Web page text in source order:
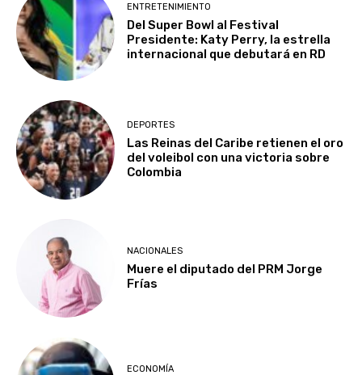
ENTRETENIMIENTO
Del Super Bowl al Festival
Presidente: Katy Perry, la estrella
internacional que debutará en RD
DEPORTES
Las Reinas del Caribe retienen el oro
del voleibol con una victoria sobre
Colombia
NACIONALES
Muere el diputado del PRM Jorge
Frías
ECONOMÍA